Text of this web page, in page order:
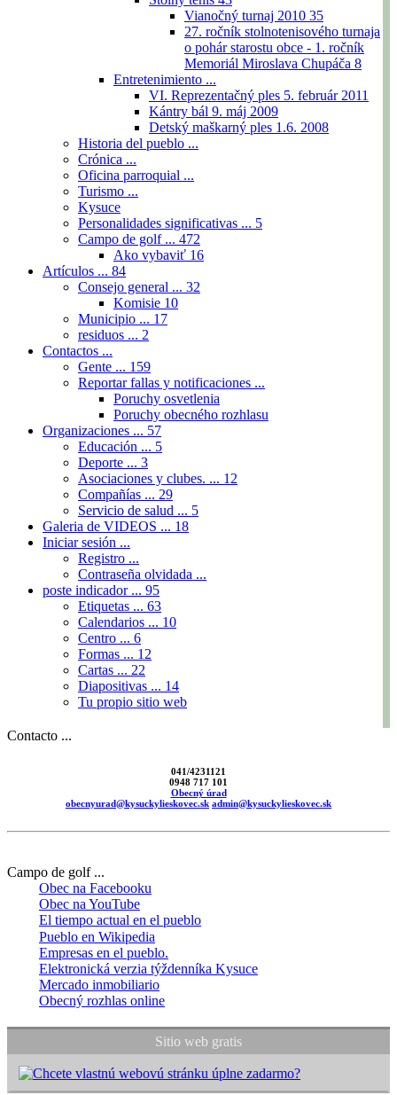
Vianočný turnaj 2010 35
27. ročník stolnotenisového turnaja
o pohár starostu obce - 1. ročník
Memoriál Miroslava Chupáča 8
Entretenimiento ...
VI. Reprezentačný ples 5. február 2011
Kántry bál 9. máj 2009
Detský maškarný ples 1.6. 2008
Historia del pueblo ...
Crónica ...
Oficina parroquial ...
Turismo ...
Kysuce
Personalidades significativas ... 5
Campo de golf ... 472
Ako vybaviť 16
Artículos ... 84
Consejo general ... 32
Komisie 10
Municipio ... 17
residuos ... 2
Contactos ...
Gente ... 159
Reportar fallas y notificaciones ...
Poruchy osvetlenia
Poruchy obecného rozhlasu
Organizaciones ... 57
Educación ... 5
Deporte ... 3
Asociaciones y clubes. ... 12
Compañías ... 29
Servicio de salud ... 5
Galeria de VIDEOS ... 18
Iniciar sesión ...
Registro ...
Contraseña olvidada ...
poste indicador ... 95
Etiquetas ... 63
Calendarios ... 10
Centro ... 6
Formas ... 12
Cartas ... 22
Diapositivas ... 14
Tu propio sitio web
Contacto ...
041/4231121
0948 717 101
Obecný úrad
obecnyurad@kysuckylieskovec.sk admin@kysuckylieskovec.sk
Campo de golf ...
Obec na Facebooku
Obec na YouTube
El tiempo actual en el pueblo
Pueblo en Wikipedia
Empresas en el pueblo.
Elektronická verzia týždenníka Kysuce
Mercado inmobiliario
Obecný rozhlas online
Sitio web gratis